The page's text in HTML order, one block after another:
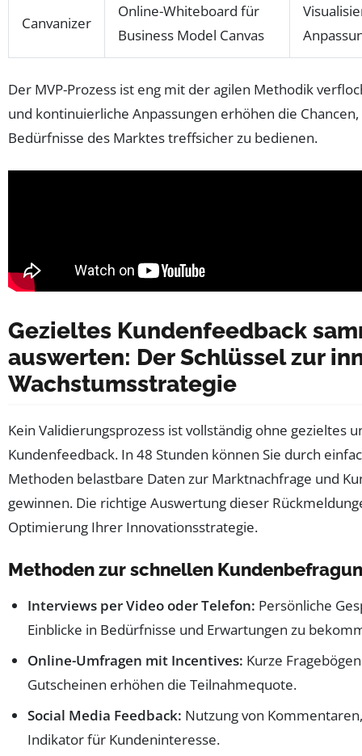
Canvanizer
Online-Whiteboard für
Business Model Canvas
Der MVP-Prozess ist eng mit der agilen Methodik
und kontinuierliche Anpassungen erhöhen die
Bedürfnisse des Marktes treffsicher zu bedienen.
Gezieltes Kundenfeedback
auswerten: Der Schlüssel zur
Wachstumsstrategie
Kein Validierungsprozess ist vollständig ohne gezieltes
Kundenfeedback. In 48 Stunden können Sie durch
Methoden belastbare Daten zur Marktnachfrage und
gewinnen. Die richtige Auswertung dieser
Optimierung Ihrer Innovationsstrategie.
Methoden zur schnellen
Interviews per Video oder Telefon: Persönliche
Einblicke in Bedürfnisse und Erwartungen zu
Online-Umfragen mit Incentives: Kurze
Gutscheinen erhöhen die Teilnahmequote.
Social Media Feedback: Nutzung von
Indikator für Kundeninteresse.